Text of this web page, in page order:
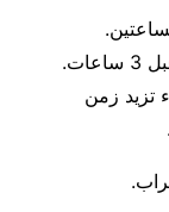
تزيد زمن